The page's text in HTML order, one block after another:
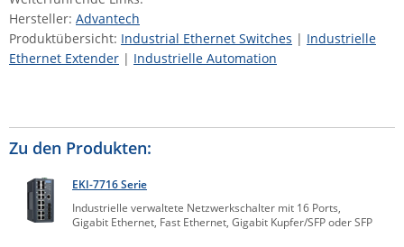
Hersteller: Advantech
Produktübersicht: Industrial Ethernet Switches | Industrielle
Ethernet Extender | Industrielle Automation
Zu den Produkten:
EKI-7716 Serie
Industrielle verwaltete Netzwerkschalter mit 16 Ports,
Gigabit Ethernet, Fast Ethernet, Gigabit Kupfer/SFP oder SFP